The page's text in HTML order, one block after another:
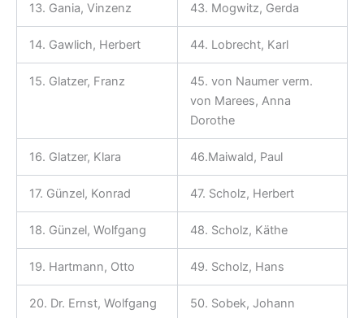
13. Gania, Vinzenz 43. Mogwitz, Gerda
14. Gawlich, Herbert 44. Lobrecht, Karl
15. Glatzer, Franz
45. von Naumer verm.
von Marees, Anna
Dorothe
16. Glatzer, Klara 46.Maiwald, Paul
17. Günzel, Konrad 47. Scholz, Herbert
18. Günzel, Wolfgang 48. Scholz, Käthe
19. Hartmann, Otto 49. Scholz, Hans
20. Dr. Ernst, Wolfgang 50. Sobek, Johann